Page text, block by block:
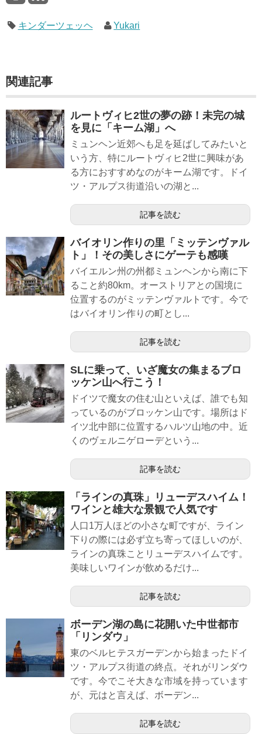
キンダーツェッヘ Yukari
関連記事
ルートヴィヒ2世の夢の跡！未完の城
を見に「キーム湖」へ
ミュンヘン近郊へも足を延ばしてみたいと
いう方、特にルートヴィヒ2世に興味があ
る方におすすめなのがキーム湖です。ドイ
ツ・アルプス街道沿いの湖と...
記事を読む
バイオリン作りの里「ミッテンヴァル
ト」！その美しさにゲーテも感嘆
バイエルン州の州都ミュンヘンから南に下
ること約80km。オーストリアとの国境に
位置するのがミッテンヴァルトです。今で
はバイオリン作りの町とし...
記事を読む
SLに乗って、いざ魔女の集まるブロ
ッケン山へ行こう！
ドイツで魔女の住む山といえば、誰でも知
っているのがブロッケン山です。場所はド
イツ北中部に位置するハルツ山地の中。近
くのヴェルニゲローデという...
記事を読む
「ラインの真珠」リューデスハイム！
ワインと雄大な景観で人気です
人口1万人ほどの小さな町ですが、ライン
下りの際には必ず立ち寄ってほしいのが、
ラインの真珠ことリューデスハイムです。
美味しいワインが飲めるだけ...
記事を読む
ボーデン湖の島に花開いた中世都市
「リンダウ」
東のベルヒテスガーデンから始まったドイ
ツ・アルプス街道の終点。それがリンダウ
です。今でこそ大きな市域を持っています
が、元はと言えば、ボーデン...
記事を読む